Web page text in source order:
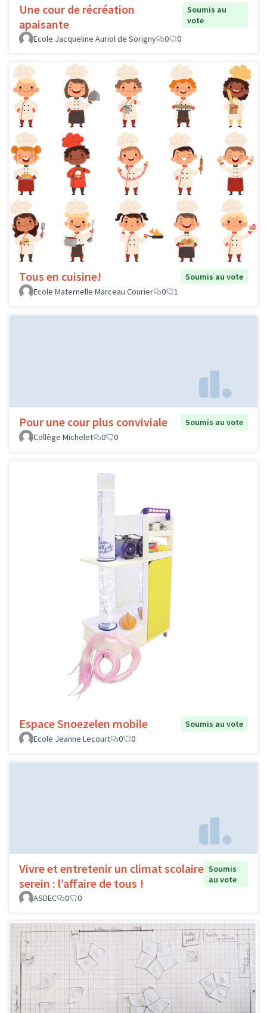
Une cour de récréation
apaisante
Soumis au
vote
Ecole Jacqueline Auriol de Sorigny
0 0
Tous en cuisine!
Soumis au vote
Ecole Maternelle Marceau Courier
0 1
Pour une cour plus conviviale
Soumis au vote
Collège Michelet
0 0
Espace Snoezelen mobile
Soumis au vote
Ecole Jeanne Lecourt
0 0
Vivre et entretenir un climat scolaire
serein : l’affaire de tous !
Soumis
au vote
ASDEC
0 0